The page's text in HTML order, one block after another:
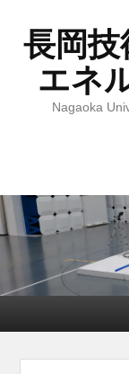
長岡
エネ
Nagaoka